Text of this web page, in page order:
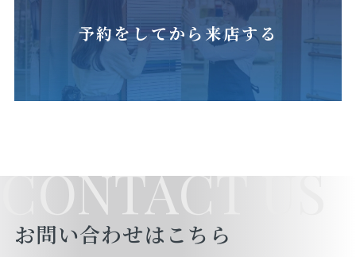
予約をしてから来店する
CONTACT US
お問い合わせはこちら